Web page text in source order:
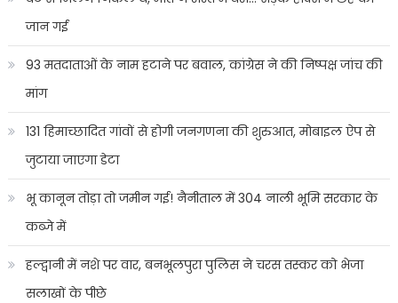
जान गई
93 मतदाताओं के नाम हटाने पर बवाल, कांग्रेस ने की निष्पक्ष जांच की
मांग
131 हिमाच्छादित गांवों से होगी जनगणना की शुरुआत, मोबाइल ऐप से
जुटाया जाएगा डेटा
भू कानून तोड़ा तो जमीन गई! नैनीताल में 304 नाली भूमि सरकार के
कब्जे में
हल्द्वानी में नशे पर वार, बनभूलपुरा पुलिस ने चरस तस्कर को भेजा
सलाखों के पीछे